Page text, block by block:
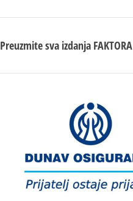
Preuzmite sva izdanja FAKTORA